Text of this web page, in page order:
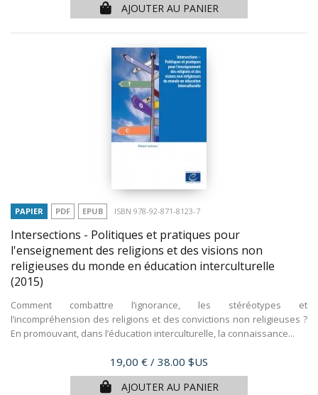
AJOUTER AU PANIER
PAPIER PDF EPUB ISBN 978-92-871-8123-7
Intersections - Politiques et pratiques pour
l'enseignement des religions et des visions non
religieuses du monde en éducation interculturelle
(2015)
Comment combattre l’ignorance, les stéréotypes et
l’incompréhension des religions et des convictions non religieuses ?
En promouvant, dans l’éducation interculturelle, la connaissance...
Prix
19,00 € / 38.00 $US
AJOUTER AU PANIER